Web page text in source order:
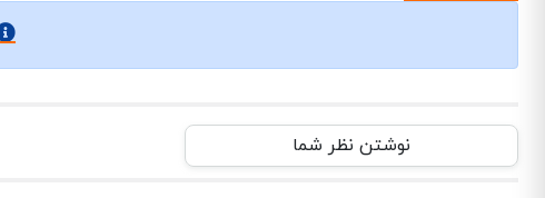
نوشتن نظر شما